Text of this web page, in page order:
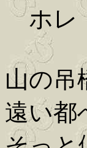
ホレ
山の
遠い